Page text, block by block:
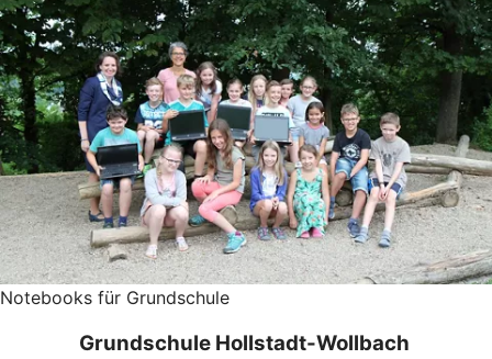
Notebooks für Grundschule
Grundschule Hollstadt-Wollbach